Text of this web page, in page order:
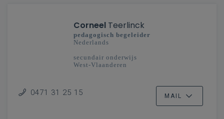
Corneel Teerlinck
pedagogisch begeleider
Nederlands
secundair onderwijs
West-Vlaanderen
0471 31 25 15 MAIL